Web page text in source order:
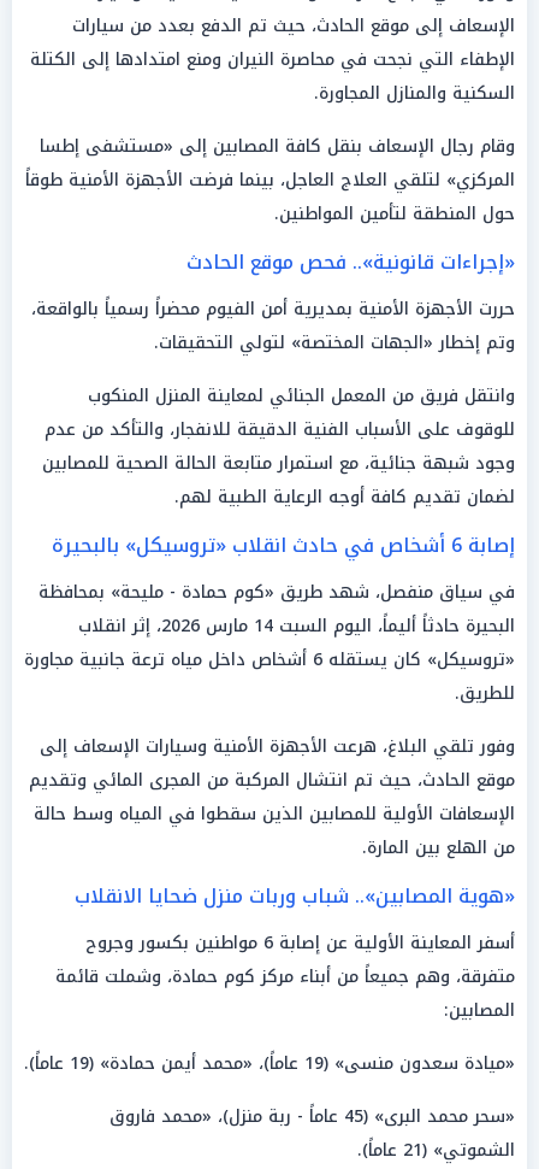
الإسعاف إلى موقع الحادث، حيث تم الدفع بعدد من سيارات
الإطفاء التي نجحت في محاصرة النيران ومنع امتدادها إلى الكتلة
السكنية والمنازل المجاورة.
وقام رجال الإسعاف بنقل كافة المصابين إلى «مستشفى إطسا
المركزي» لتلقي العلاج العاجل، بينما فرضت الأجهزة الأمنية طوقاً
حول المنطقة لتأمين المواطنين.
«إجراءات قانونية».. فحص موقع الحادث
حررت الأجهزة الأمنية بمديرية أمن الفيوم محضراً رسمياً بالواقعة،
وتم إخطار «الجهات المختصة» لتولي التحقيقات.
وانتقل فريق من المعمل الجنائي لمعاينة المنزل المنكوب
للوقوف على الأسباب الفنية الدقيقة للانفجار، والتأكد من عدم
وجود شبهة جنائية، مع استمرار متابعة الحالة الصحية للمصابين
لضمان تقديم كافة أوجه الرعاية الطبية لهم.
إصابة 6 أشخاص في حادث انقلاب «تروسيكل» بالبحيرة
في سياق منفصل، شهد طريق «كوم حمادة - مليحة» بمحافظة
البحيرة حادثاً أليماً، اليوم السبت 14 مارس 2026، إثر انقلاب
«تروسيكل» كان يستقله 6 أشخاص داخل مياه ترعة جانبية مجاورة
للطريق.
وفور تلقي البلاغ، هرعت الأجهزة الأمنية وسيارات الإسعاف إلى
موقع الحادث، حيث تم انتشال المركبة من المجرى المائي وتقديم
الإسعافات الأولية للمصابين الذين سقطوا في المياه وسط حالة
من الهلع بين المارة.
«هوية المصابين».. شباب وربات منزل ضحايا الانقلاب
أسفر المعاينة الأولية عن إصابة 6 مواطنين بكسور وجروح
متفرقة، وهم جميعاً من أبناء مركز كوم حمادة، وشملت قائمة
المصابين:
«ميادة سعدون منسى» (19 عاماً)، «محمد أيمن حمادة» (19 عاماً).
«سحر محمد البرى» (45 عاماً - ربة منزل)، «محمد فاروق
الشموتي» (21 عاماً).